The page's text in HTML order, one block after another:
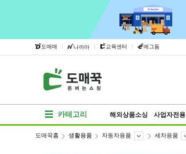
도매매 | 나까마 | 교육센터 | 에그돔
카테고리 해외상품소싱 사업자전용
도매꾹홈 생활용품 자동차용품 세차용품